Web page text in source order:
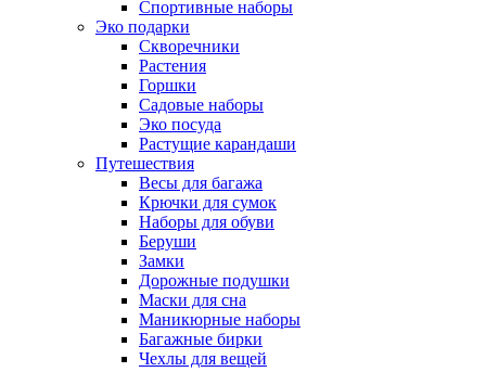
Спортивные наборы
Эко подарки
Скворечники
Растения
Горшки
Садовые наборы
Эко посуда
Растущие карандаши
Путешествия
Весы для багажа
Крючки для сумок
Наборы для обуви
Беруши
Замки
Дорожные подушки
Маски для сна
Маникюрные наборы
Багажные бирки
Чехлы для вещей